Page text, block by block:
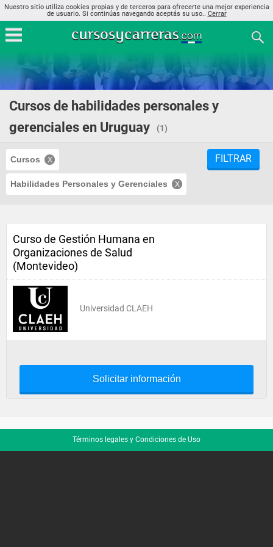
Nuestro sitio utiliza cookies propias y de terceros para ofrecerte una mejor experiencia
de usuario. Si continúas navegando aceptás su uso.. Cerrar
Cursos de habilidades personales y
gerenciales en Uruguay
(1)
Cursos
Habilidades Personales y Gerenciales
FILTRAR
Curso de Gestión Humana en
Organizaciones de Salud
(Montevideo)
Universidad CLAEH
Solicitar información
Términos legales y Condiciones de Uso